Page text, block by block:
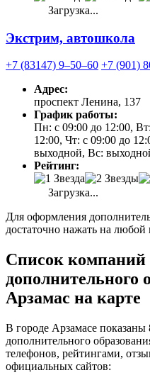
Загрузка...
Экстрим, автошкола
+7 (83147) 9‒50‒60 +7 (901)
Адрес:
проспект Ленина, 137
График работы:
Пн: с 09:00 до 12:00,
12:00, Чт: с 09:00 до
выходной, Вс:
Рейтинг:
Загрузка...
Для оформления
достаточно нажать на любой
Список компаний
дополнительного
Арзамас на карте
В городе Арзамасе
дополнительного
телефонов, рейтингами,
официальных сайтов: